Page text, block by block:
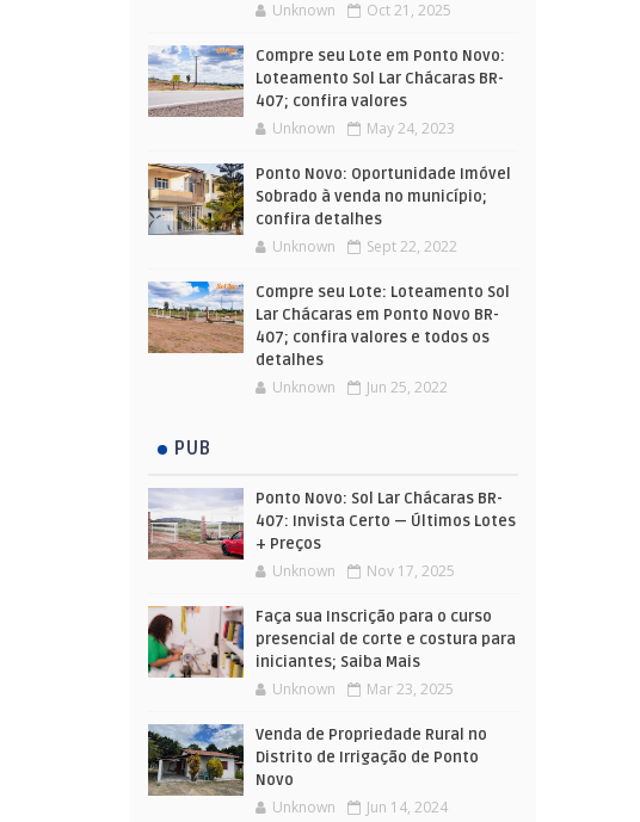
Unknown Oct 21, 2025
Compre seu Lote em Ponto Novo:
Loteamento Sol Lar Chácaras BR-
407; confira valores
Unknown May 24, 2023
Ponto Novo: Oportunidade Imóvel
Sobrado à venda no município;
confira detalhes
Unknown Sept 22, 2022
Compre seu Lote: Loteamento Sol
Lar Chácaras em Ponto Novo BR-
407; confira valores e todos os
detalhes
Unknown Jun 25, 2022
PUB
Ponto Novo: Sol Lar Chácaras BR-
407: Invista Certo — Últimos Lotes
+ Preços
Unknown Nov 17, 2025
Faça sua Inscrição para o curso
presencial de corte e costura para
iniciantes; Saiba Mais
Unknown Mar 23, 2025
Venda de Propriedade Rural no
Distrito de Irrigação de Ponto
Novo
Unknown Jun 14, 2024